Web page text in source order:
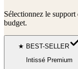
Sélectionnez le
budget.
★ BEST-SELLER
Intissé Premium